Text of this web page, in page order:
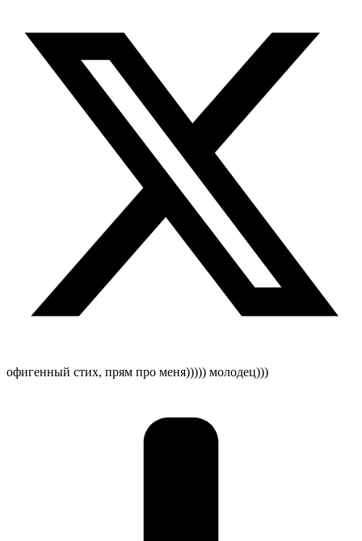
офигенный стих, прям про меня))))) молодец)))